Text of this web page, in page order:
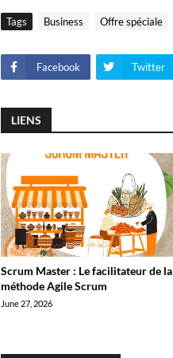
Tags Business Offre spéciale
Facebook Twitter
LIENS
Scrum Master : Le facilitateur de la
méthode Agile Scrum
June 27, 2026